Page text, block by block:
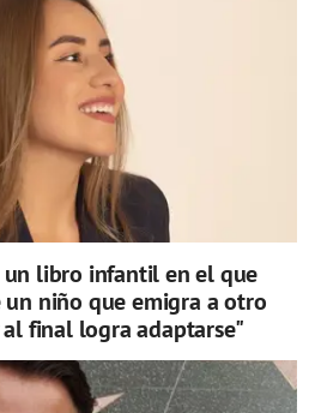
un libro infantil en el que
niño que emigra a otro
final logra adaptarse"